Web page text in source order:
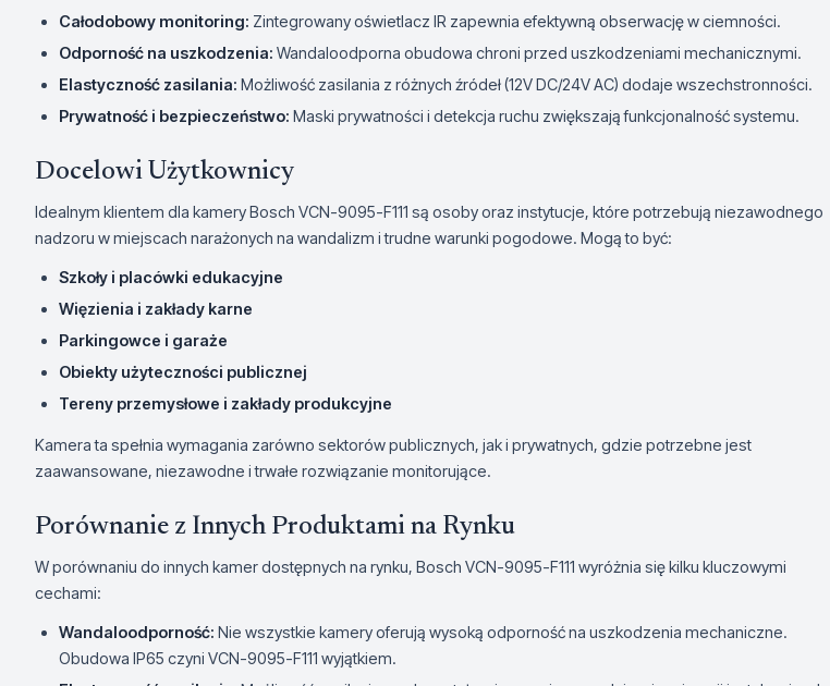
Całodobowy monitoring: Zintegrowany oświetlacz IR zapewnia efektywną obserwację w ciemności.
Odporność na uszkodzenia: Wandaloodporna obudowa chroni przed uszkodzeniami mechanicznymi.
Elastyczność zasilania: Możliwość zasilania z różnych źródeł (12V DC/24V AC) dodaje wszechstronności.
Prywatność i bezpieczeństwo: Maski prywatności i detekcja ruchu zwiększają funkcjonalność systemu.
Docelowi Użytkownicy
Idealnym klientem dla kamery Bosch VCN-9095-F111 są osoby oraz instytucje, które potrzebują niezawodnego
nadzoru w miejscach narażonych na wandalizm i trudne warunki pogodowe. Mogą to być:
Szkoły i placówki edukacyjne
Więzienia i zakłady karne
Parkingowce i garaże
Obiekty użyteczności publicznej
Tereny przemysłowe i zakłady produkcyjne
Kamera ta spełnia wymagania zarówno sektorów publicznych, jak i prywatnych, gdzie potrzebne jest
zaawansowane, niezawodne i trwałe rozwiązanie monitorujące.
Porównanie z Innych Produktami na Rynku
W porównaniu do innych kamer dostępnych na rynku, Bosch VCN-9095-F111 wyróżnia się kilku kluczowymi
cechami:
Wandaloodporność: Nie wszystkie kamery oferują wysoką odporność na uszkodzenia mechaniczne.
Obudowa IP65 czyni VCN-9095-F111 wyjątkiem.